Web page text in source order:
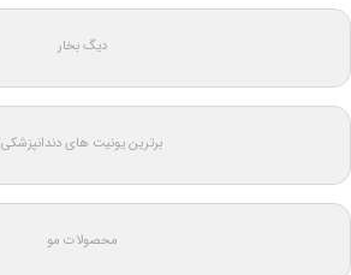
دیگ بخار
برترین یونیت های دندانپزشکی
محصولات مو